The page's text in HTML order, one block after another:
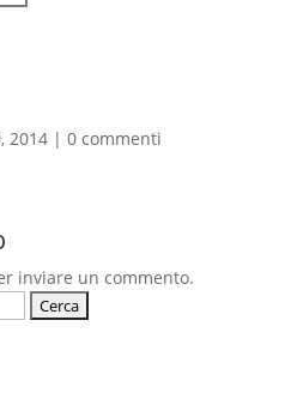
2014| 0 commenti
inviare un commento.